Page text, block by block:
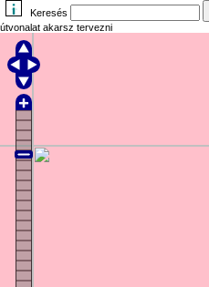
Keresés
útvonalat akarsz tervezni